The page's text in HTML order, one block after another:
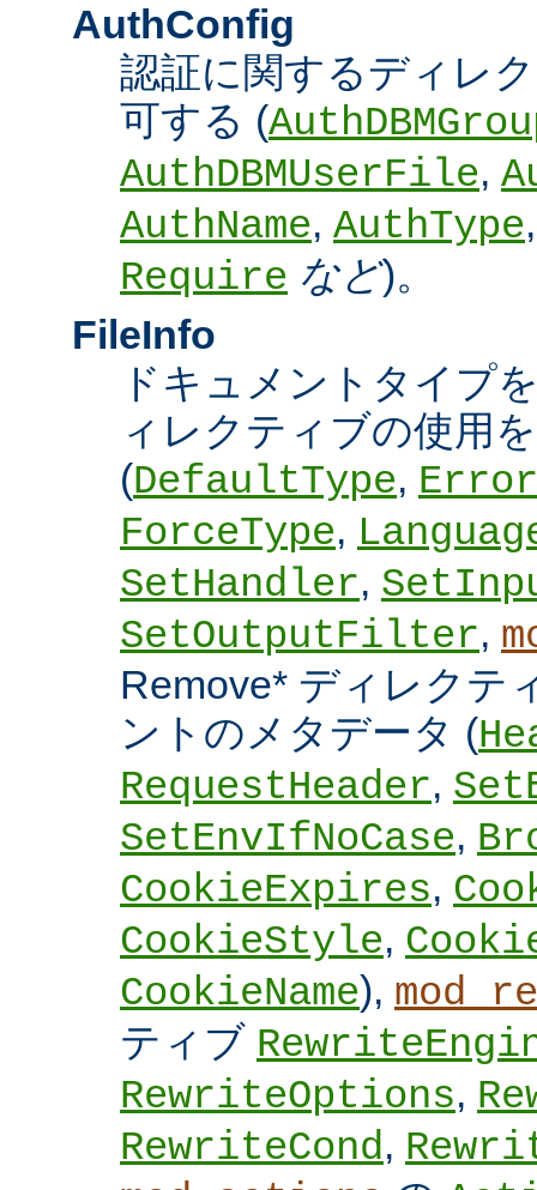
AuthConfig
認証に関するディレ
可する (
AuthDBMUserFile,
AuthName, AuthType
Require など)。
FileInfo
ドキュメントタイプ
ィレクティブの使用
(DefaultType,
ForceType,
SetHandler,
SetOutputFilter,
Remove* ディレクテ
ントのメタデータ (
RequestHeader,
SetEnvIfNoCase,
CookieExpires,
CookieStyle,
CookieName),
ティブ
RewriteOptions,
RewriteCond,